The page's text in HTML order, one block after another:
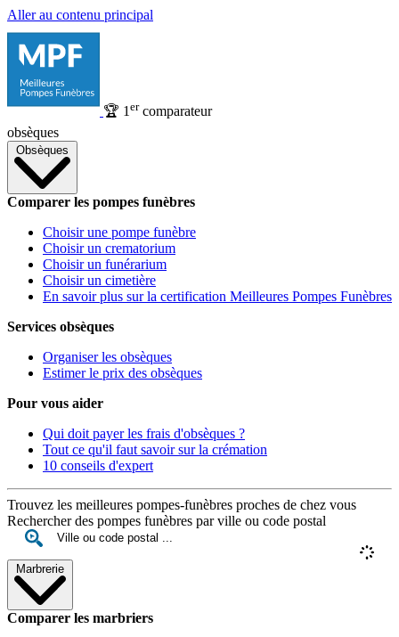
Aller au contenu principal
🏆 1 ercomparateur
obsèques
Obsèques
Comparer les pompes funèbres
Choisir une pompe funèbre
Choisir un crematorium
Choisir un funérarium
Choisir un cimetière
En savoir plus sur la certification Meilleures Pompes Funèbres
Services obsèques
Organiser les obsèques
Estimer le prix des obsèques
Pour vous aider
Qui doit payer les frais d'obsèques ?
Tout ce qu'il faut savoir sur la crémation
10 conseils d'expert
Trouvez les meilleures pompes-funèbres proches de chez vous
Rechercher des pompes funèbres par ville ou code postal
Marbrerie
Comparer les marbriers